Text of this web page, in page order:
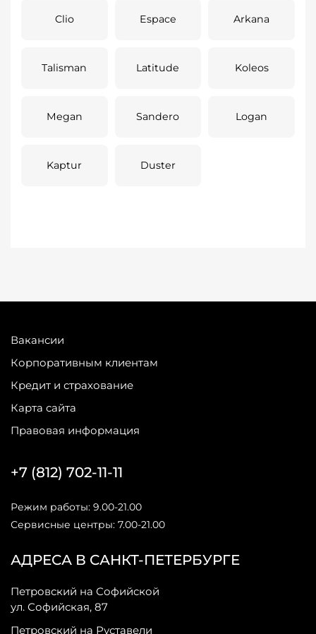
Clio Espace Arkana
Talisman Latitude Koleos
Megan Sandero Logan
Kaptur Duster
Вакансии
Корпоративным клиентам
Кредит и страхование
Карта сайта
Правовая информация
АДРЕСА В САНКТ-ПЕТЕРБУРГЕ
Петровский на Софийской
ул. Софийская, 87
Петровский на Руставели
+7 (812) 702-11-11
Режим работы: 9.00-21.00
Сервисные центры: 7.00-21.00